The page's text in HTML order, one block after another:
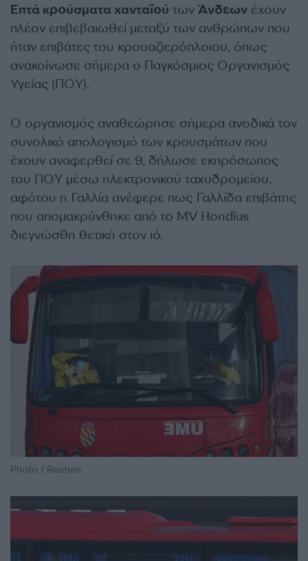
Επτά κρούσματα χανταϊού των Άνδεων έχουν
πλέον επιβεβαιωθεί μεταξύ των ανθρώπων που
ήταν επιβάτες του κρουαζιερόπλοιου, όπως
ανακοίνωσε σήμερα ο Παγκόσμιος Οργανισμός
Υγείας (ΠΟΥ).
Ο οργανισμός αναθεώρησε σήμερα ανοδικά τον
συνολικό απολογισμό των κρουσμάτων που
έχουν αναφερθεί σε 9, δήλωσε εκπρόσωπος
του ΠΟΥ μέσω ηλεκτρονικού ταχυδρομείου,
αφότου η Γαλλία ανέφερε πως Γαλλίδα επιβάτης
που απομακρύνθηκε από το MV Hondius
διεγνώσθη θετική στον ιό.
Photo / Reuters